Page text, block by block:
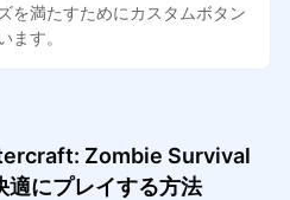
を満たすためにカスタムボタン
ます。
Zombie Survival
適にプレイする方法